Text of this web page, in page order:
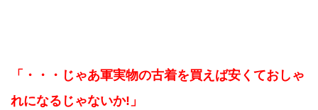
「・・・じゃあ軍実物の古着を買えば安くておしゃ
れになるじゃないか!」